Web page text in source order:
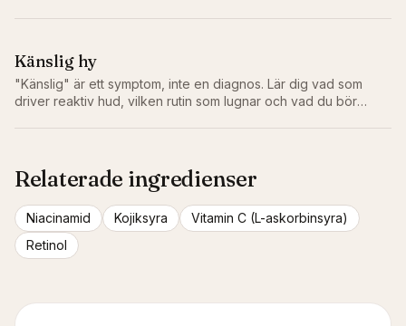
Känslig hy
"Känslig" är ett symptom, inte en diagnos. Lär dig vad som
driver reaktiv hud, vilken rutin som lugnar och vad du bör
Relaterade ingredienser
Niacinamid Kojiksyra
Vitamin C (L-askorbinsyra)
Retinol